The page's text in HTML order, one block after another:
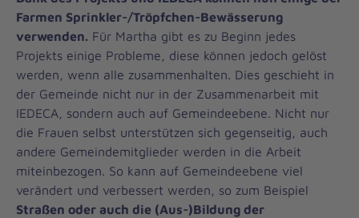
Farmen Sprinkler-/Tröpfchen-Bewässerung
verwenden. Für Martha gibt es zu Beginn jedes
Projekts einige Probleme, diese können jedoch gelöst
werden, wenn alle zusammenhalten. Dies geschieht in
der Gemeinde nicht nur in der Zusammenarbeit mit
IEDECA, sondern auch auf Gemeindeebene. Nicht nur
die Frauen selbst unterstützen sich gegenseitig, auch
andere Gemeindemitglieder werden in die Arbeit
miteinbezogen. So kann auf Gemeindeebene viel
verändert und verbessert werden, so zum Beispiel
Straßen oder auch die (Aus-)Bildung der